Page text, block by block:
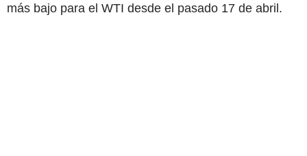
más bajo para el WTI desde el pasado 17 de abril.